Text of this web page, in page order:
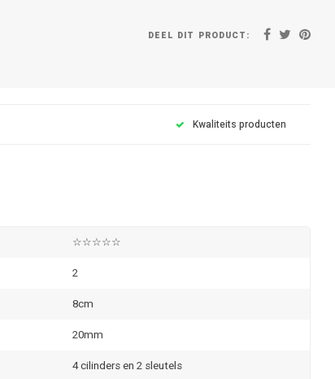
DEEL DIT PRODUCT:
Kwaliteits producten
☆☆☆☆☆
2
8cm
20mm
4 cilinders en 2 sleutels